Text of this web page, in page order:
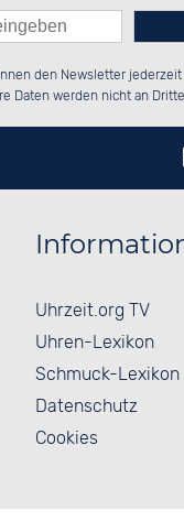
Bitte
das
den Newsletter
Daten werden nicht an
Uhrzeit.org TV
Uhren-Lexikon
Schmuck-Lexikon
Datenschutz
Cookies